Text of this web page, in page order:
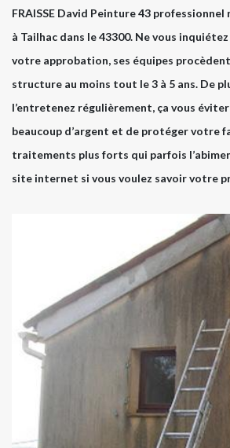
FRAISSE David Peinture 43
à Tailhac dans le 43300. Ne vous
votre approbation, ses équipes
structure au moins tout le 3 à 5 ans. De
l’entretenez régulièrement, ça vous
beaucoup d’argent et de protéger votre
traitements plus forts qui parfois
site internet si vous voulez savoir votre